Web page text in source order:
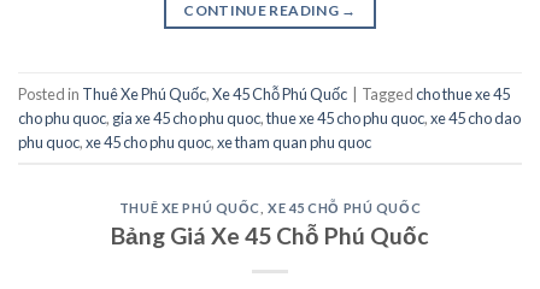
CONTINUE READING →
Posted in Thuê Xe Phú Quốc,Xe 45 Chỗ Phú Quốc Taggedcho thue xe 45
cho phu quoc, gia xe 45 cho phu quoc,thue xe 45 cho phu quoc,xe 45 cho dao
phu quoc,xe 45 cho phu quoc,xe tham quan phu quoc
THUÊ XE PHÚ QUỐC XE 45 CHỖ PHÚ QUỐC
Bảng Giá Xe 45 Chỗ Phú Quốc